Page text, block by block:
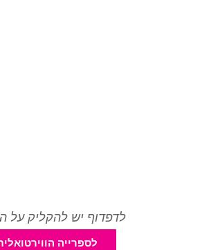
לדפדוף יש להקליק על
לספרייה